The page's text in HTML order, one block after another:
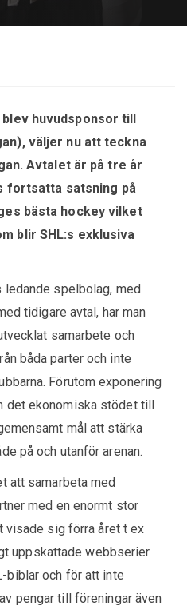
huvudsponsor till
väljer nu att teckna
Avtalet är på tre år
fortsatta satsning på
bästa hockey vilket
blir SHL:s exklusiva
spelbolag, med
tidigare avtal, har man
samarbete och
båda parter och inte
Förutom exponering
det ekonomiska stödet till
mål att stärka
på och utanför arenan.
att samarbeta med
med en enormt stor
visade sig förra året t ex
uppskattade webbserier
biblar och för att inte
pengar till föreningar även